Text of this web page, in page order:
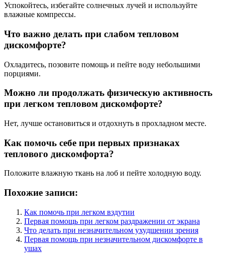
Успокойтесь, избегайте солнечных лучей и используйте
влажные компрессы.
Что важно делать при слабом тепловом
дискомфорте?
Охладитесь, позовите помощь и пейте воду небольшими
порциями.
Можно ли продолжать физическую активность
при легком тепловом дискомфорте?
Нет, лучше остановиться и отдохнуть в прохладном месте.
Как помочь себе при первых признаках
теплового дискомфорта?
Положите влажную ткань на лоб и пейте холодную воду.
Похожие записи:
Как помочь при легком вздутии
Первая помощь при легком раздражении от экрана
Что делать при незначительном ухудшении зрения
Первая помощь при незначительном дискомфорте в
ушах